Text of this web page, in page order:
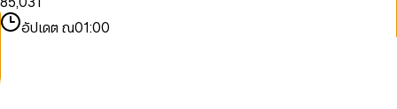
96
7
1
2
4
5
2
3
อัปเดต ณ01:00